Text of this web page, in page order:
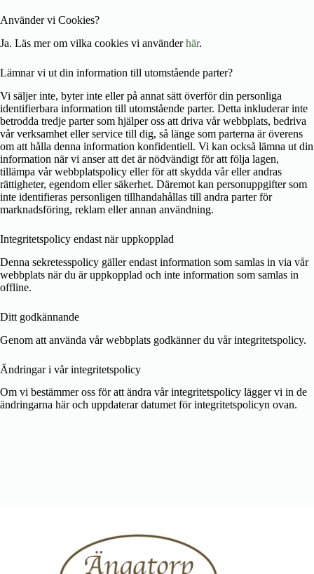
Använder vi Cookies?
Ja. Läs mer om vilka cookies vi använderhär.
Lämnar vi ut din information till utomstående parter?
Vi säljer inte, byter inte eller på annat sätt överför din personliga
identifierbara information till utomstående parter. Detta inkluderar inte
betrodda tredje parter som hjälper oss att driva vår webbplats, bedriva
vår verksamhet eller service till dig, så länge som parterna är överens
om att hålla denna information konfidentiell. Vi kan också lämna ut din
information när vi anser att det är nödvändigt för att följa lagen,
tillämpa vår webbplatspolicy eller för att skydda vår eller andras
rättigheter, egendom eller säkerhet. Däremot kan personuppgifter som
inte identifieras personligen tillhandahållas till andra parter för
marknadsföring, reklam eller annan användning.
Integritetspolicy endast när uppkopplad
Denna sekretesspolicy gäller endast information som samlas in via vår
webbplats när du är uppkopplad och inte information som samlas in
offline.
Ditt godkännande
Genom att använda vår webbplats godkänner du vår integritetspolicy.
Ändringar i vår integritetspolicy
Om vi ​​bestämmer oss för att ändra vår integritetspolicy lägger vi in ​​de
ändringarna här och uppdaterar datumet för integritetspolicyn ovan.